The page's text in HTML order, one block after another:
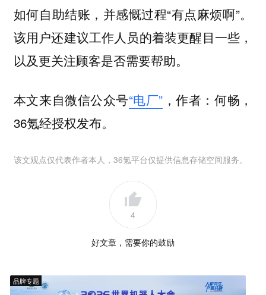
如何自助结账，并感慨过程“有点麻烦啊”。
该用户还建议工作人员的着装更醒目一些，
以及更关注顾客是否需要帮助。
本文来自微信公众号“电厂” ，作者：何畅，
36氪经授权发布。
该文观点仅代表作者本人，36氪平台仅提供信息存储空间服务。
4
好文章，需要你的鼓励
品牌专题